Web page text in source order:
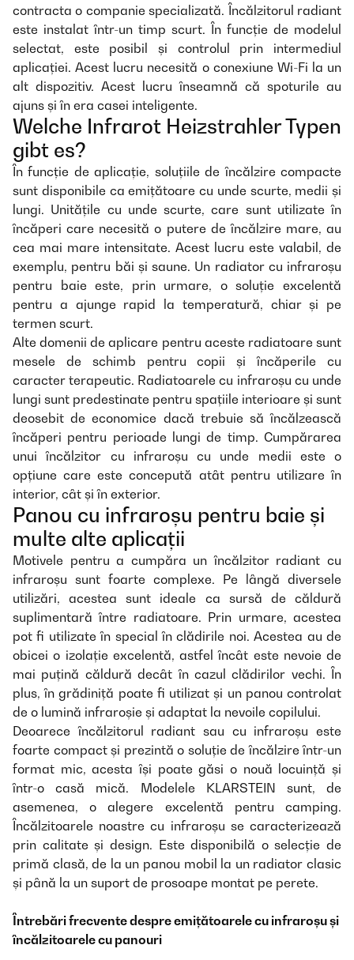
contracta o companie specializată. Încălzitorul radiant
este instalat într-un timp scurt. În funcție de modelul
selectat, este posibil și controlul prin intermediul
aplicației. Acest lucru necesită o conexiune Wi-Fi la un
alt dispozitiv. Acest lucru înseamnă că spoturile au
ajuns și în era casei inteligente.
Welche Infrarot Heizstrahler Typen
gibt es?
În funcție de aplicație, soluțiile de încălzire compacte
sunt disponibile ca emițătoare cu unde scurte, medii și
lungi. Unitățile cu unde scurte, care sunt utilizate în
încăperi care necesită o putere de încălzire mare, au
cea mai mare intensitate. Acest lucru este valabil, de
exemplu, pentru băi și saune. Un radiator cu infraroșu
pentru baie este, prin urmare, o soluție excelentă
pentru a ajunge rapid la temperatură, chiar și pe
termen scurt.
Alte domenii de aplicare pentru aceste radiatoare sunt
mesele de schimb pentru copii și încăperile cu
caracter terapeutic. Radiatoarele cu infraroșu cu unde
lungi sunt predestinate pentru spațiile interioare și sunt
deosebit de economice dacă trebuie să încălzească
încăperi pentru perioade lungi de timp. Cumpărarea
unui încălzitor cu infraroșu cu unde medii este o
opțiune care este concepută atât pentru utilizare în
interior, cât și în exterior.
Panou cu infraroșu pentru baie și
multe alte aplicații
Motivele pentru a cumpăra un încălzitor radiant cu
infraroșu sunt foarte complexe. Pe lângă diversele
utilizări, acestea sunt ideale ca sursă de căldură
suplimentară între radiatoare. Prin urmare, acestea
pot fi utilizate în special în clădirile noi. Acestea au de
obicei o izolație excelentă, astfel încât este nevoie de
mai puțină căldură decât în cazul clădirilor vechi. În
plus, în grădiniță poate fi utilizat și un panou controlat
de o lumină infraroșie și adaptat la nevoile copilului.
Deoarece încălzitorul radiant sau cu infraroșu este
foarte compact și prezintă o soluție de încălzire într-un
format mic, acesta își poate găsi o nouă locuință și
într-o casă mică. Modelele KLARSTEIN sunt, de
asemenea, o alegere excelentă pentru camping.
Încălzitoarele noastre cu infraroșu se caracterizează
prin calitate și design. Este disponibilă o selecție de
primă clasă, de la un panou mobil la un radiator clasic
și până la un suport de prosoape montat pe perete.
Întrebări frecvente despre emițătoarele cu infraroșu și
încălzitoarele cu panouri